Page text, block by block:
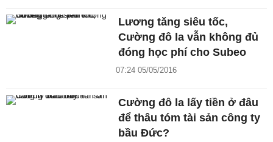
Lương tăng siêu tốc,
Cường đô la vẫn không đủ
đóng học phí cho Subeo
07:24 05/05/2016
Cường đô la lấy tiền ở đâu
để thâu tóm tài sản công ty
bầu Đức?